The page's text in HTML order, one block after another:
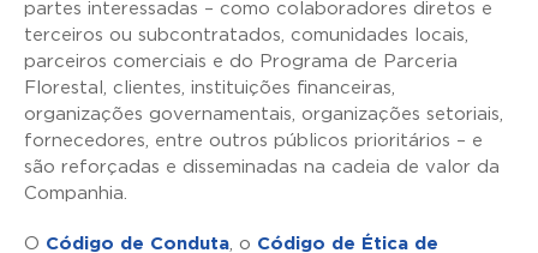
partes interessadas – como colaboradores diretos e
terceiros ou subcontratados, comunidades locais,
parceiros comerciais e do Programa de Parceria
Florestal, clientes, instituições financeiras,
organizações governamentais, organizações setoriais,
fornecedores, entre outros públicos prioritários – e
são reforçadas e disseminadas na cadeia de valor da
Companhia.
O Código de Conduta , o Código de Ética de